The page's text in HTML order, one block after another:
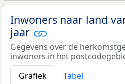
Inwoners naar land
jaar
Gegevens over de
inwoners in het
Grafiek
Tabel